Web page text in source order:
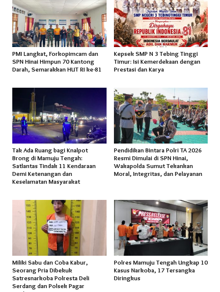
PMI Langkat, Forkopimcam dan
SPN Hinai Himpun 70 Kantong
Darah, Semarakkan HUT RI ke-81
Kepsek SMP N 3 Tebing Tinggi
Timur: Isi Kemerdekaan dengan
Prestasi dan Karya
Tak Ada Ruang bagi Knalpot
Brong di Mamuju Tengah:
Satlantas Tindak 11 Kendaraan
Demi Ketenangan dan
Keselamatan Masyarakat
Pendidikan Bintara Polri TA 2026
Resmi Dimulai di SPN Hinai,
Wakapolda Sumut Tekankan
Moral, Integritas, dan Pelayanan
Miliki Sabu dan Coba Kabur,
Seorang Pria Dibekuk
Satresnarkoba Polresta Deli
Serdang dan Polsek Pagar
Polres Mamuju Tengah Ungkap 10
Kasus Narkoba, 17 Tersangka
Diringkus